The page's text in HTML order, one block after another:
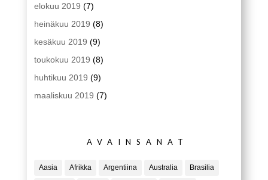
elokuu 2019 (7)
heinäkuu 2019 (8)
kesäkuu 2019 (9)
toukokuu 2019 (8)
huhtikuu 2019 (9)
maaliskuu 2019 (7)
AVAINSANAT
Aasia Afrikka Argentiina Australia Brasilia